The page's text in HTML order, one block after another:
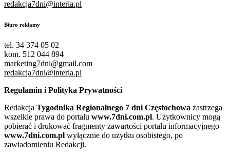
redakcja7dni@interia.pl
Biuro reklamy
tel. 34 374 05 02
kom. 512 044 894
marketing7dni@gmail.com
redakcja7dni@interia.pl
Regulamin i Polityka Prywatności
Redakcja Tygodnika Regionalnego 7 dni Częstochowa zastrzega
wszelkie prawa do portalu www.7dni.com.pl. Użytkownicy mogą
pobierać i drukować fragmenty zawartości portalu informacyjnego
www.7dni.com.pl wyłącznie do użytku osobistego, po
zawiadomieniu Redakcji.